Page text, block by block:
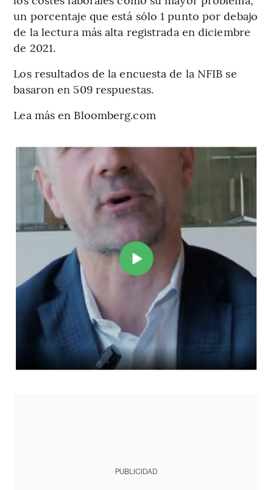
un porcentaje que está sólo 1 punto por debajo
de la lectura más alta registrada en diciembre
de 2021.
Los resultados de la encuesta de la NFIB se
basaron en 509 respuestas.
Lea más en Bloomberg.com
PUBLICIDAD